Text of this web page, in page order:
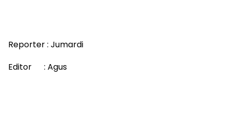
Reporter : Jumardi
Editor : Agus